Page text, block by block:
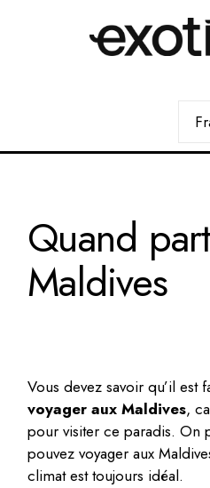
une
Quand
Maldives
Vous devez savoir qu’il est
voyager aux Maldives,
pour visiter ce paradis. On
pouvez voyager aux
climat est toujours idéal.